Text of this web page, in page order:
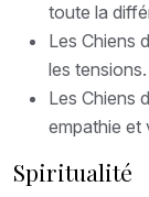
toute la
Les Chiens
les tensions.
Les Chiens
empathie et
Spiritualité